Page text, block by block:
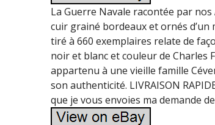
La Guerre Navale racontée par
cuir grainé bordeaux et ornés d’un
tiré à 660 exemplaires relate de
noir et blanc et couleur de Charles
appartenu à une vieille famille
son authenticité. LIVRAISON
que je vous envoies ma demande